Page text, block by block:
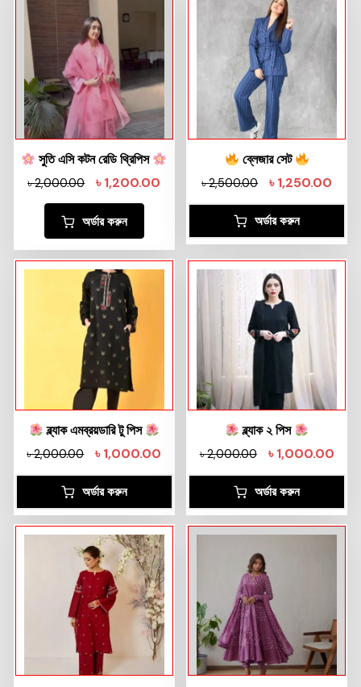
সুতি এসি কটন রেডি থ্রিপিস
৳2,000.00 ৳1,200.00
অর্ডার করুন
ব্লেজার সেট
৳2,500.00 ৳1,250.00
অর্ডার করুন
ব্ল্যাক এমব্রয়ডারি টু পিস
৳2,000.00 ৳1,000.00
অর্ডার করুন
ব্ল্যাক ২ পিস
৳2,000.00 ৳1,000.00
অর্ডার করুন